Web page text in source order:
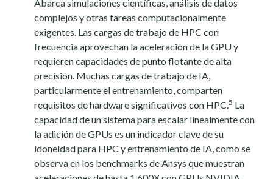
Abarca simulaciones científicas, análisis de datos
complejos y otras tareas computacionalmente
exigentes. Las cargas de trabajo de HPC con
frecuencia aprovechan la aceleración de la GPU y
requieren capacidades de punto flotante de alta
precisión. Muchas cargas de trabajo de IA,
particularmente el entrenamiento, comparten
requisitos de hardware significativos con HPC.5 La
capacidad de un sistema para escalar linealmente con
la adición de GPUs es un indicador clave de su
idoneidad para HPC y entrenamiento de IA, como se
observa en los benchmarks de Ansys que muestran